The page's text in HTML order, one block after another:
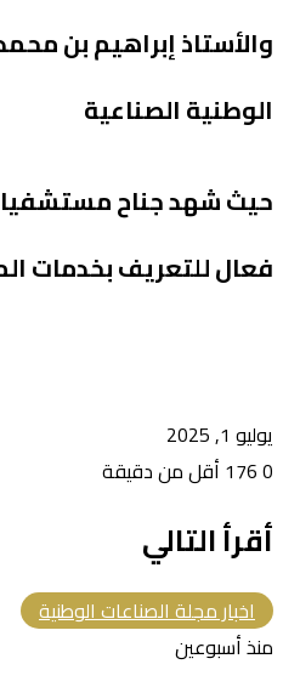
والأستاذ إبراهيم بن
الوطنية الصناعية
حيث شهد جناح
فعال للتعريف بخدمات
يوليو 1, 2025
0
أقل من دقيقة
أقرأ التالي
اخبار مجلة الصناعات الوطنية
منذ أسبوعين